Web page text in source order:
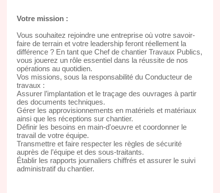
Votre mission :
Vous souhaitez rejoindre une entreprise où votre savoir-
faire de terrain et votre leadership feront réellement la
différence ? En tant que Chef de chantier Travaux Publics,
vous jouerez un rôle essentiel dans la réussite de nos
opérations au quotidien.
Vos missions, sous la responsabilité du Conducteur de
travaux :
Assurer l’implantation et le traçage des ouvrages à partir
des documents techniques.
Gérer les approvisionnements en matériels et matériaux
ainsi que les réceptions sur chantier.
Définir les besoins en main-d'oeuvre et coordonner le
travail de votre équipe.
Transmettre et faire respecter les règles de sécurité
auprès de l’équipe et des sous-traitants.
Établir les rapports journaliers chiffrés et assurer le suivi
administratif du chantier.